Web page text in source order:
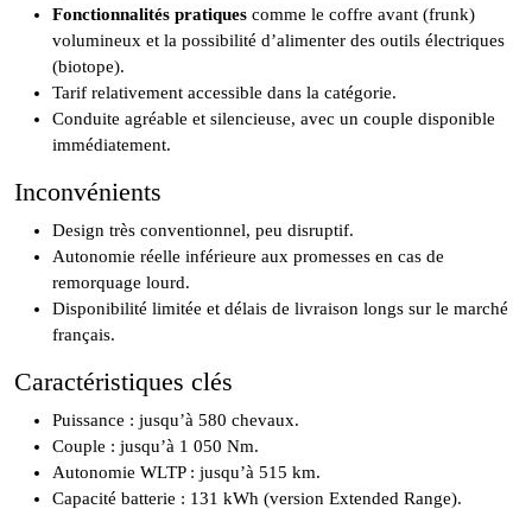
Fonctionnalités pratiques comme le coffre avant (frunk)
volumineux et la possibilité d’alimenter des outils électriques
(biotope).
Tarif relativement accessible dans la catégorie.
Conduite agréable et silencieuse, avec un couple disponible
immédiatement.
Inconvénients
Design très conventionnel, peu disruptif.
Autonomie réelle inférieure aux promesses en cas de
remorquage lourd.
Disponibilité limitée et délais de livraison longs sur le marché
français.
Caractéristiques clés
Puissance : jusqu’à 580 chevaux.
Couple : jusqu’à 1 050 Nm.
Autonomie WLTP : jusqu’à 515 km.
Capacité batterie : 131 kWh (version Extended Range).